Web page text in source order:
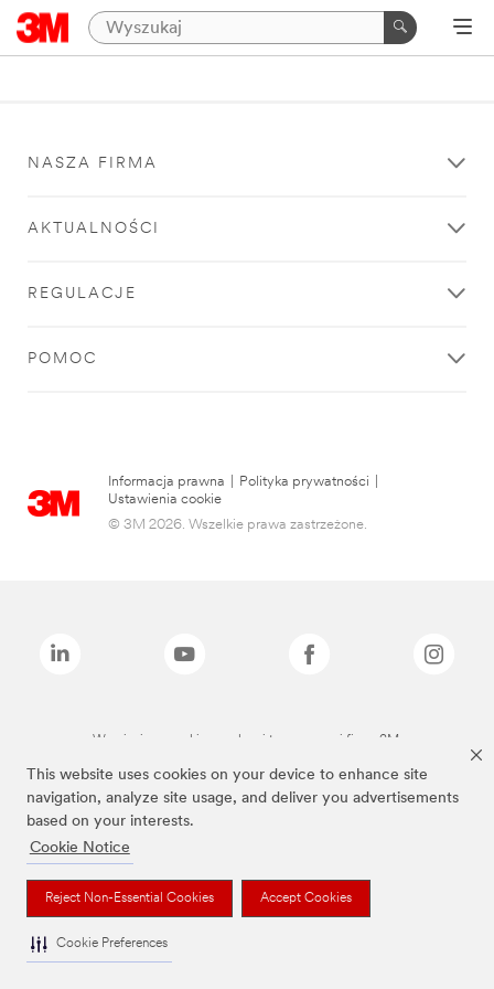
This website uses cookies on your device to enhance site
navigation, analyze site usage, and deliver you advertisements
based on your interests.
Cookie Notice
Reject Non-Essential Cookies Accept Cookies
Cookie Preferences
NASZA FIRMA
AKTUALNOŚCI
REGULACJE
POMOC
Informacja prawna Polityka prywatności
Ustawienia cookie
© 3M 2026. Wszelkie prawa zastrzeżone.
Wymienione marki są znakami towarowymi firmy 3M.